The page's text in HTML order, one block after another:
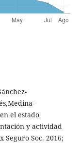
el estado
y actividad
Seguro Soc. 2016;